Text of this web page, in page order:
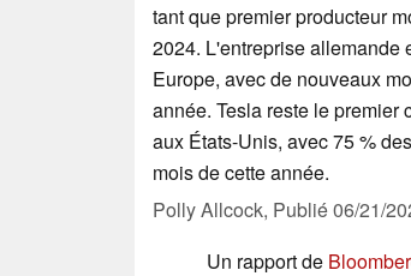
tant que premier producteur
2024. L'entreprise allemande
Europe, avec de nouveaux
année. Tesla reste le
aux États-Unis, avec 75 %
mois de cette année.
Polly Allcock, Publié06/21/
Un rapport de